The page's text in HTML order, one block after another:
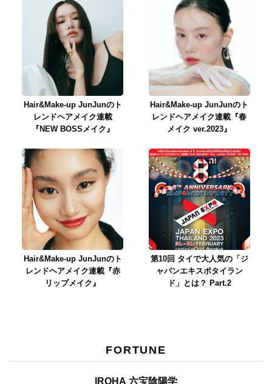
Hair&Make-up JunJunのト
レンドヘアメイク連載
『NEW BOSSメイク』
Hair&Make-up JunJunのト
レンドヘアメイク連載『春
メイク ver.2023』
Hair&Make-up JunJunのト
レンドヘアメイク連載『赤
リップメイク』
第10回 タイで大人気の「ジ
ャパンエキスポタイラン
ド」とは？ Part.2
FORTUNE
IROHA 六宝陰陽学